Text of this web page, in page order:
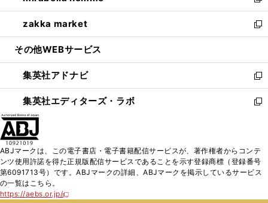
開
く
ウ
で
開
ン
ド
ウ
開
く
ウ
ィ
ン
ウ
で
開
く
し
い
ウ
ン
ド
ウ
で
zakka market
新
し
ウ
ィ
ン
ド
く
その他WEBサービス
集英社アドナビ
新
し
い
ド
ウ
で
集英社エディターズ・ラボ
新
ィ
ン
ABJマークは、この電子書店・電子書籍配信サービスが、著作権者からコンテ
ンツ使用許諾を得た正規版配信サービスであることを示す登録商標（登録番号
第6091713号）です。ABJマークの詳細、ABJマークを掲示しているサービス
の一覧はこちら。
https://aebs.or.jp/
新